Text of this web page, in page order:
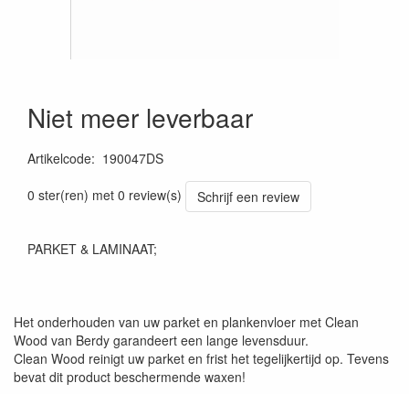
Niet meer leverbaar
Artikelcode: 190047DS
0 ster(ren) met 0 review(s)
Schrijf een review
PARKET & LAMINAAT;
Het onderhouden van uw parket en plankenvloer met Clean
Wood van Berdy garandeert een lange levensduur.
Clean Wood reinigt uw parket en frist het tegelijkertijd op. Tevens
bevat dit product beschermende waxen!